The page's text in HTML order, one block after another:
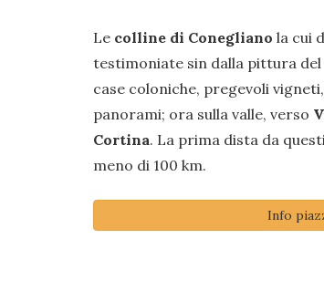
Le colline di Conegliano la cui
testimoniate sin dalla pittura
case coloniche, pregevoli
panorami; ora sulla valle, verso
Cortina. La prima dista da
meno di 100 km.
Info